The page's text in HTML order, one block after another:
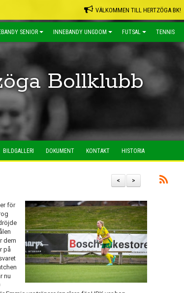
VÄLKOMMEN TILL HERTZÖGA BK!
SENIOR INNEBANDY UNGDOM FUTSAL TENNIS
Bollklubb
BILDGALLERI DOKUMENT KONTAKT HISTORIA
>
<
för
dem
på
nu